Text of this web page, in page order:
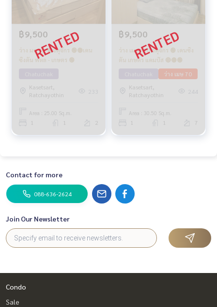
฿9,500
ว่าง มค 69 🟢จตุจักร 🟢🟡เคน
ซิงตัน พหล - เกษตร 🟢
Kasetsart,
Ratchayothin
Area : 25.00 Sq.m.
1 1 2
฿9,500
ว่าง เมษา 70 จตุจักร 🟢 เคนซิง
ตัน เกษตร แคมปัส 🔴🟡🟢
ว่าง เมษ 70
Kasetsart,
Ratchayothin
244
Area : 30.50 Sq.m.
1 1 7
Contact for more
088-636-2624
Join Our Newsletter
Condo
Sale